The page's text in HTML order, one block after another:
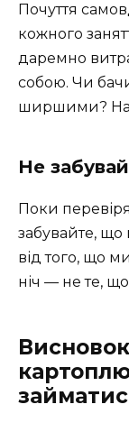
Почуття
кожного
даремно
собою. Чи
ширшими? На
Не
Поки
забувайте,
від того, що
ніч — не те,